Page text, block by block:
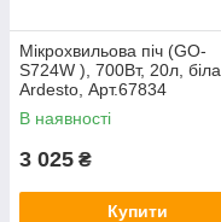
Мікрохвильова піч (GO-
S724W ), 700Вт, 20л, біла,
Ardesto, Арт.67834
В наявності
3 025 ₴
Купити